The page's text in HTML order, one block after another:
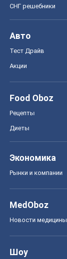
СНГ решебники
Авто
Тест Драйв
Акции
Food Oboz
Рецепты
Диеты
Экономика
Рынки и компании
MedOboz
Новости медицины
Шоу